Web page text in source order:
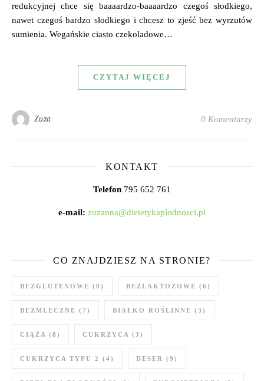
redukcyjnej chce się baaaardzo-baaaardzo czegoś słodkiego,
nawet czegoś bardzo słodkiego i chcesz to zjeść bez wyrzutów
sumienia. Wegańskie ciasto czekoladowe…
CZYTAJ WIĘCEJ
Zuza 0 Komentarzy
KONTAKT
Telefon 795 652 761
e-mail: zuzanna@dietetykaplodnosci.pl
CO ZNAJDZIESZ NA STRONIE?
BEZGLUTENOWE (8) BEZLAKTOZOWE (6)
BEZMLECZNE (7) BIAŁKO ROŚLINNE (3)
CIĄŻA (8) CUKRZYCA (3)
CUKRZYCA TYPU 2 (4) DESER (9)